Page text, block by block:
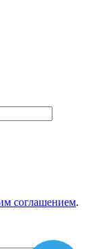
соглашением.